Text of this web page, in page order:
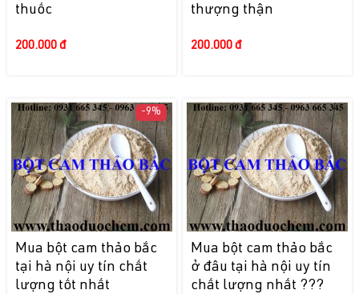
thuốc
200.000 đ
thượng thận
200.000 đ
-9%
Mua bột cam thảo bắc
tại hà nội uy tín chất
lượng tốt nhất
Mua bột cam thảo bắc
ở đâu tại hà nội uy tín
chất lượng nhất ???